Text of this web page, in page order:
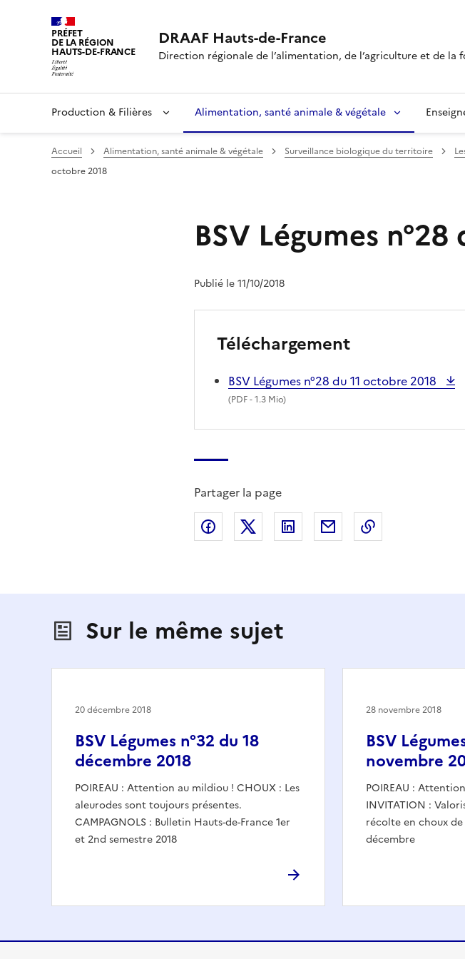
PRÉFET
DE LA RÉGION
HAUTS-DE-FRANCE
DRAAF Hauts-de-France
Direction régionale de l’alimentation, de l’agriculture et de la
Production & Filières Alimentation, santé animale & végétale
Accueil Alimentation, santé animale & végétale Surveillance biologique du territoire
octobre 2018
BSV Légumes
Publié le 11/10/2018
Téléchargement
BSV Légumes n°28 du 11 octobre 2018
(PDF- 1.3 Mio)
Partager la page
Partager sur Facebook
Partager sur X (anciennement Twitter)
Partager sur LinkedIn
Partager par email
Copier dans
Sur le même sujet
BSV Légumes n°32 du 18
décembre 2018
POIREAU : Attention au mildiou ! CHOUX : Les
aleurodes sont toujours présentes.
CAMPAGNOLS : Bulletin Hauts-de-France 1er
et 2nd semestre 2018
20 décembre 2018
BSV
novembre
POIREAU :
INVITATION :
récolte en choux
décembre
28 novembre 2018